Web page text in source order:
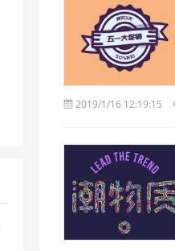
2019/1/16 12:19:15